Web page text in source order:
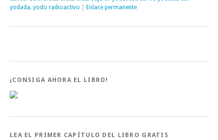
yodada, yodo radioactivo Enlace permanente
¡CONSIGA AHORA EL LIBRO!
LEA EL PRIMER CAPÍTULO DEL LIBRO GRATIS